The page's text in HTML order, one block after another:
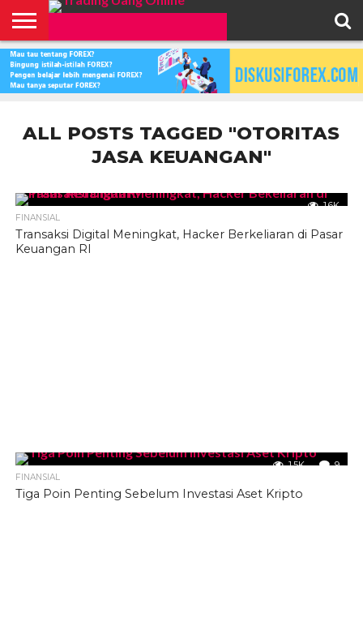
HOME
FEATURED
TRADING
MORE
ALL POSTS TAGGED "OTORITAS
JASA KEUANGAN"
1.6K
FINANSIAL
Transaksi Digital Meningkat, Hacker Berkeliaran di Pasar
Keuangan RI
1.5K 9
FINANSIAL
Tiga Poin Penting Sebelum Investasi Aset Kripto